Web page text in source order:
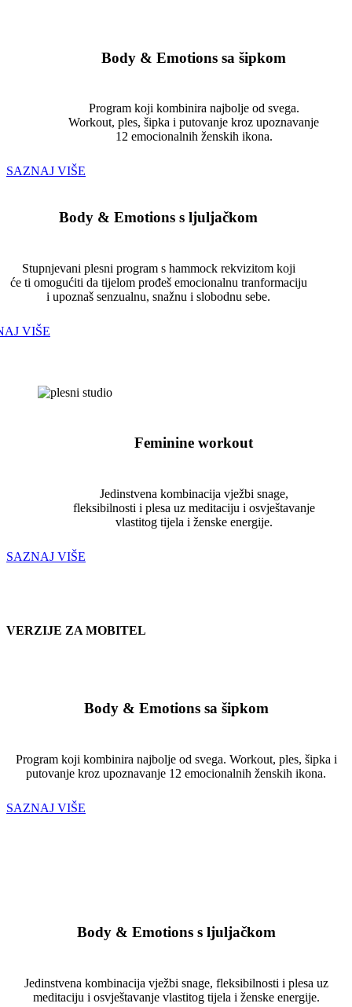
Body & Emotions sa šipkom
Program koji kombinira najbolje od svega.
Workout, ples, šipka i putovanje kroz upoznavanje
12 emocionalnih ženskih ikona.
SAZNAJ VIŠE
Body & Emotions s ljuljačkom
Stupnjevani plesni program s hammock rekvizitom koji
će ti omogućiti da tijelom prođeš emocionalnu tranformaciju
i upoznaš senzualnu, snažnu i slobodnu sebe.
VIŠE
Feminine workout
Jedinstvena kombinacija vježbi snage,
fleksibilnosti i plesa uz meditaciju i osvještavanje
vlastitog tijela i ženske energije.
SAZNAJ VIŠE
VERZIJE ZA MOBITEL
Body & Emotions sa šipkom
Program koji kombinira najbolje od svega. Workout, ples, šipka i
putovanje kroz upoznavanje 12 emocionalnih ženskih ikona.
SAZNAJ VIŠE
Body & Emotions s ljuljačkom
Jedinstvena kombinacija vježbi snage, fleksibilnosti i plesa uz
meditaciju i osvještavanje vlastitog tijela i ženske energije.